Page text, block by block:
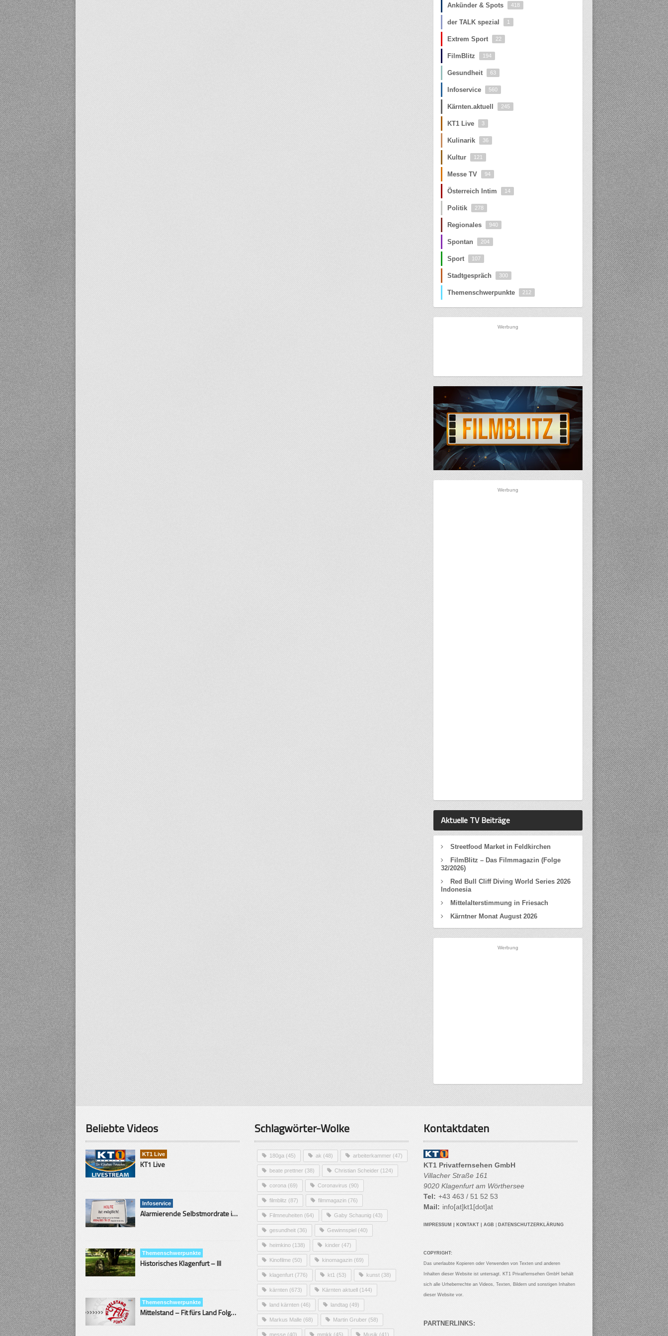
Ankünder & Spots 418
der TALK spezial 1
Extrem Sport 22
FilmBlitz 194
Gesundheit 63
Infoservice 560
Kärnten.aktuell 245
KT1 Live 3
Kulinarik 36
Kultur 121
Messe TV 94
Österreich Intim 14
Politik 278
Regionales 940
Spontan 204
Sport 107
Stadtgespräch 300
Themenschwerpunkte 212
Werbung
Werbung
Aktuelle TV Beiträge
Streetfood Market in Feldkirchen
FilmBlitz – Das Filmmagazin (Folge
32/2026)
Red Bull Cliff Diving World Series 2026
Indonesia
Mittelalterstimmung in Friesach
Kärntner Monat August 2026
Werbung
Beliebte Videos
KT1 Live
KT1 Live
Infoservice
Alarmierende Selbstmordrate in Kärnten
Themenschwerpunkte
Historisches Klagenfurt – III
Themenschwerpunkte
Mittelstand – Fit fürs Land Folge 9- Konditor
Schlagwörter-Wolke
180ga (45) ak (48) arbeiterkammer (47)
beate prettner (38) Christian Scheider (124)
corona (69) Coronavirus (90)
filmblitz (87) filmmagazin (76)
Filmneuheiten (64) Gaby Schaunig (43)
gesundheit (36) Gewinnspiel (40)
heimkino (138) kinder (47)
Kinofilme (50) kinomagazin (69)
klagenfurt (776) kt1 (53) kunst (38)
kärnten (673) Kärnten aktuell (144)
land kärnten (46) landtag (49)
Markus Malle (68) Martin Gruber (58)
messe (40) mmkk (45) Musik (41)
Kontaktdaten
KT1 Privatfernsehen GmbH
Villacher Straße 161
9020 Klagenfurt am Wörthersee
Tel: +43 463 / 51 52 53
Mail: info[at]kt1[dot]at
IMPRESSUM KONTAKT AGB DATENSCHUTZERKLÄRUNG
COPYRIGHT:
Das unerlaubte Kopieren oder Verwenden von Texten und anderen
Inhalten dieser Website ist untersagt. KT1 Privatfernsehen GmbH behält
sich alle Urheberrechte an Videos, Texten, Bildern und sonstigen Inhalten
dieser Website vor.
PARTNERLINKS: